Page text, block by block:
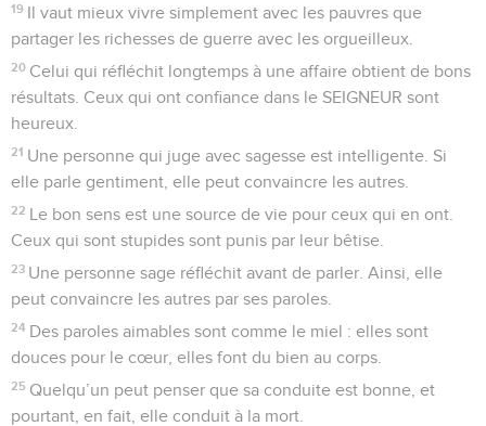
19 Il vaut mieux vivre simplement avec les pauvres que
partager les richesses de guerre avec les orgueilleux.
20 Celui qui réfléchit longtemps à une affaire obtient de bons
résultats. Ceux qui ont confiance dans le SEIGNEUR sont
heureux.
21 Une personne qui juge avec sagesse est intelligente. Si
elle parle gentiment, elle peut convaincre les autres.
22 Le bon sens est une source de vie pour ceux qui en ont.
Ceux qui sont stupides sont punis par leur bêtise.
23 Une personne sage réfléchit avant de parler. Ainsi, elle
peut convaincre les autres par ses paroles.
24 Des paroles aimables sont comme le miel : elles sont
douces pour le cœur, elles font du bien au corps.
25 Quelqu’un peut penser que sa conduite est bonne, et
pourtant, en fait, elle conduit à la mort.